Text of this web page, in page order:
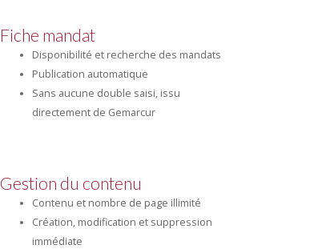
Fiche mandat
Disponibilité et recherche des mandats
Publication automatique
Sans aucune double saisi, issu
directement de Gemarcur
Gestion du contenu
Contenu et nombre de page illimité
Création, modification et suppression
immédiate